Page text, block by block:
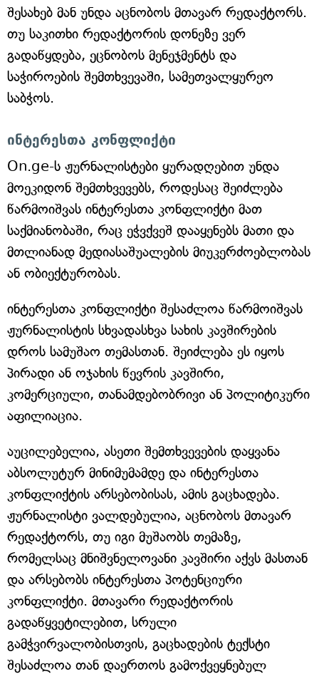
შესახებ მან უნდა აცნობოს მთავარ რედაქტორს.
თუ საკითხი რედაქტორის დონეზე ვერ
გადაწყდება, ეცნობოს მენეჯმენტს და
საჭიროების შემთხვევაში, სამეთვალყურეო
საბჭოს.
ინტერესთა კონფლიქტი
On.ge-ს ჟურნალისტები ყურადღებით უნდა
მოეკიდონ შემთხვევებს, როდესაც შეიძლება
წარმოიშვას ინტერესთა კონფლიქტი მათ
საქმიანობაში, რაც ეჭვქვეშ დააყენებს მათი და
მთლიანად მედიასაშუალების მიუკერძოებლობას
ან ობიექტურობას.
ინტერესთა კონფლიქტი შესაძლოა წარმოიშვას
ჟურნალისტის სხვადასხვა სახის კავშირების
დროს სამუშაო თემასთან. შეიძლება ეს იყოს
პირადი ან ოჯახის წევრის კავშირი,
კომერციული, თანამდებობრივი ან პოლიტიკური
აფილიაცია.
აუცილებელია, ასეთი შემთხვევების დაყვანა
აბსოლუტურ მინიმუმამდე და ინტერესთა
კონფლიქტის არსებობისას, ამის გაცხადება.
ჟურნალისტი ვალდებულია, აცნობოს მთავარ
რედაქტორს, თუ იგი მუშაობს თემაზე,
რომელსაც მნიშვნელოვანი კავშირი აქვს მასთან
და არსებობს ინტერესთა პოტენციური
კონფლიქტი. მთავარი რედაქტორის
გადაწყვეტილებით, სრული
გამჭვირვალობისთვის, გაცხადების ტექსტი
შესაძლოა თან დაერთოს გამოქვეყნებულ